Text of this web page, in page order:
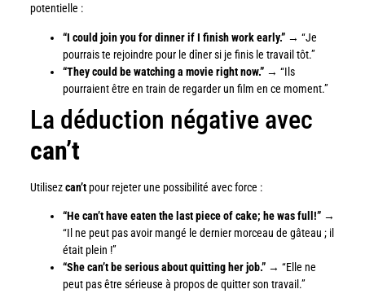
potentielle :
“I could join you for dinner if I finish work early.”→ “Je
pourrais te rejoindre pour le dîner si je finis le travail tôt.”
“They could be watching a movie right now.”→ “Ils
pourraient être en train de regarder un film en ce moment.”
La déduction négative avec
can’t
Utilisezcan’tpour rejeter une possibilité avec force :
“He can’t have eaten the last piece of cake; he was full!”→
“Il ne peut pas avoir mangé le dernier morceau de gâteau ; il
était plein !”
“She can’t be serious about quitting her job.”→ “Elle ne
peut pas être sérieuse à propos de quitter son travail.”